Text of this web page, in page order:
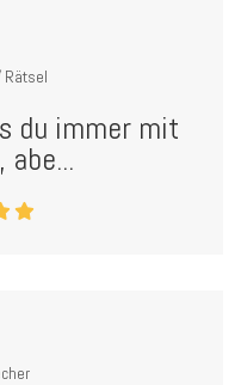
Rätsel
du immer mit